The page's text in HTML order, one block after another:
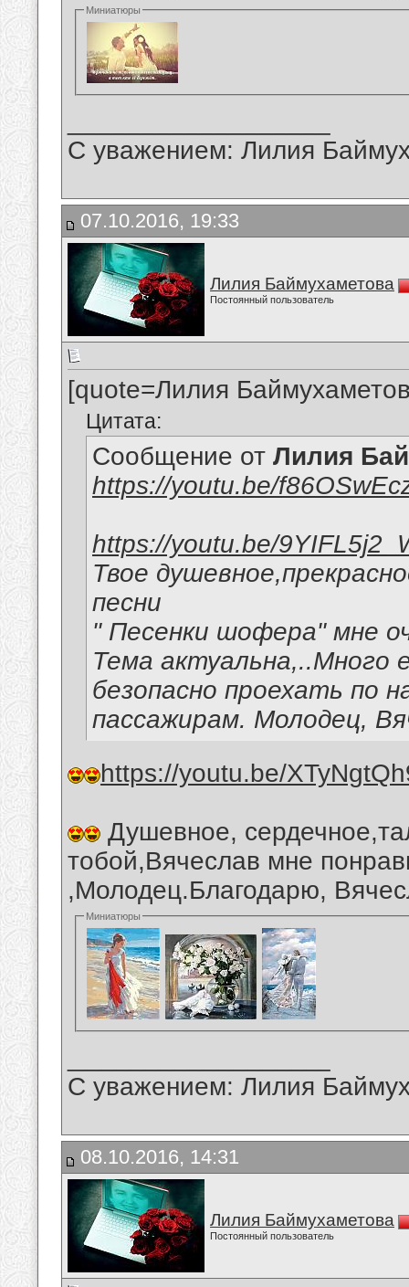
Миниатюры
С уважением: Лилия
07.10.2016, 19:33
Лилия Баймухаметова
Постоянный пользователь
[quote=Лилия
Цитата:
Сообщение от Лилия
https://youtu.be/
https://youtu.be/
Твое
песни
" Песенки шофера" мне
Тема
безопасно проехать по
пассажирам. Молодец,
https://youtu.be/
Душевное,
тобой,Вячеслав мне
,Молодец.Благодарю,
Миниатюры
С уважением: Лилия
08.10.2016, 14:31
Лилия Баймухаметова
Постоянный пользователь